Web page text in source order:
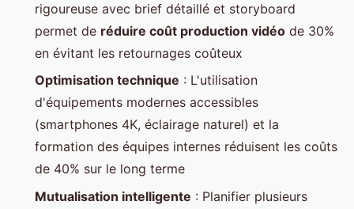
rigoureuse avec brief détaillé et storyboard
permet de réduire coût production vidéo de 30%
en évitant les retournages coûteux
Optimisation technique : L'utilisation
d'équipements modernes accessibles
(smartphones 4K, éclairage naturel) et la
formation des équipes internes réduisent les coûts
de 40% sur le long terme
Mutualisation intelligente : Planifier plusieurs